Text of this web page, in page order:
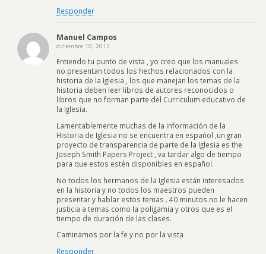
Responder
Manuel Campos
diciembre 10, 2013
Entiendo tu punto de vista , yo creo que los manuales
no presentan todos los hechos relacionados con la
historia de la Iglesia , los que manejan los temas de la
historia deben leer libros de autores reconocidos o
libros que no forman parte del Curriculum educativo de
la Iglesia.
Lamentablemente muchas de la información de la
Historia de Iglesia no se encuentra en español ,un gran
proyecto de transparencia de parte de la Iglesia es the
Joseph Smith Papers Project , va tardar algo de tiempo
para que estos estén disponibles en español.
No todos los hermanos de la Iglesia están interesados
en la historia y no todos los maestros pueden
presentar y hablar estos temas . 40 minutos no le hacen
justicia a temas como la poligamia y otros que es el
tiempo de duración de las clases.
Caminamos por la fe y no por la vista
Responder